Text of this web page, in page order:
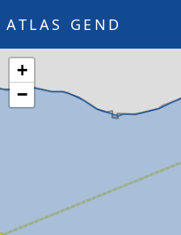
ATLAS GEND
+
−